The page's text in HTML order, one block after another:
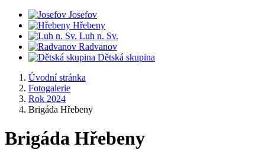
Josefov
Hřebeny
Luh n. Sv.
Radvanov
Dětská skupina
Úvodní stránka
Fotogalerie
Rok 2024
Brigáda Hřebeny
Brigáda Hřebeny